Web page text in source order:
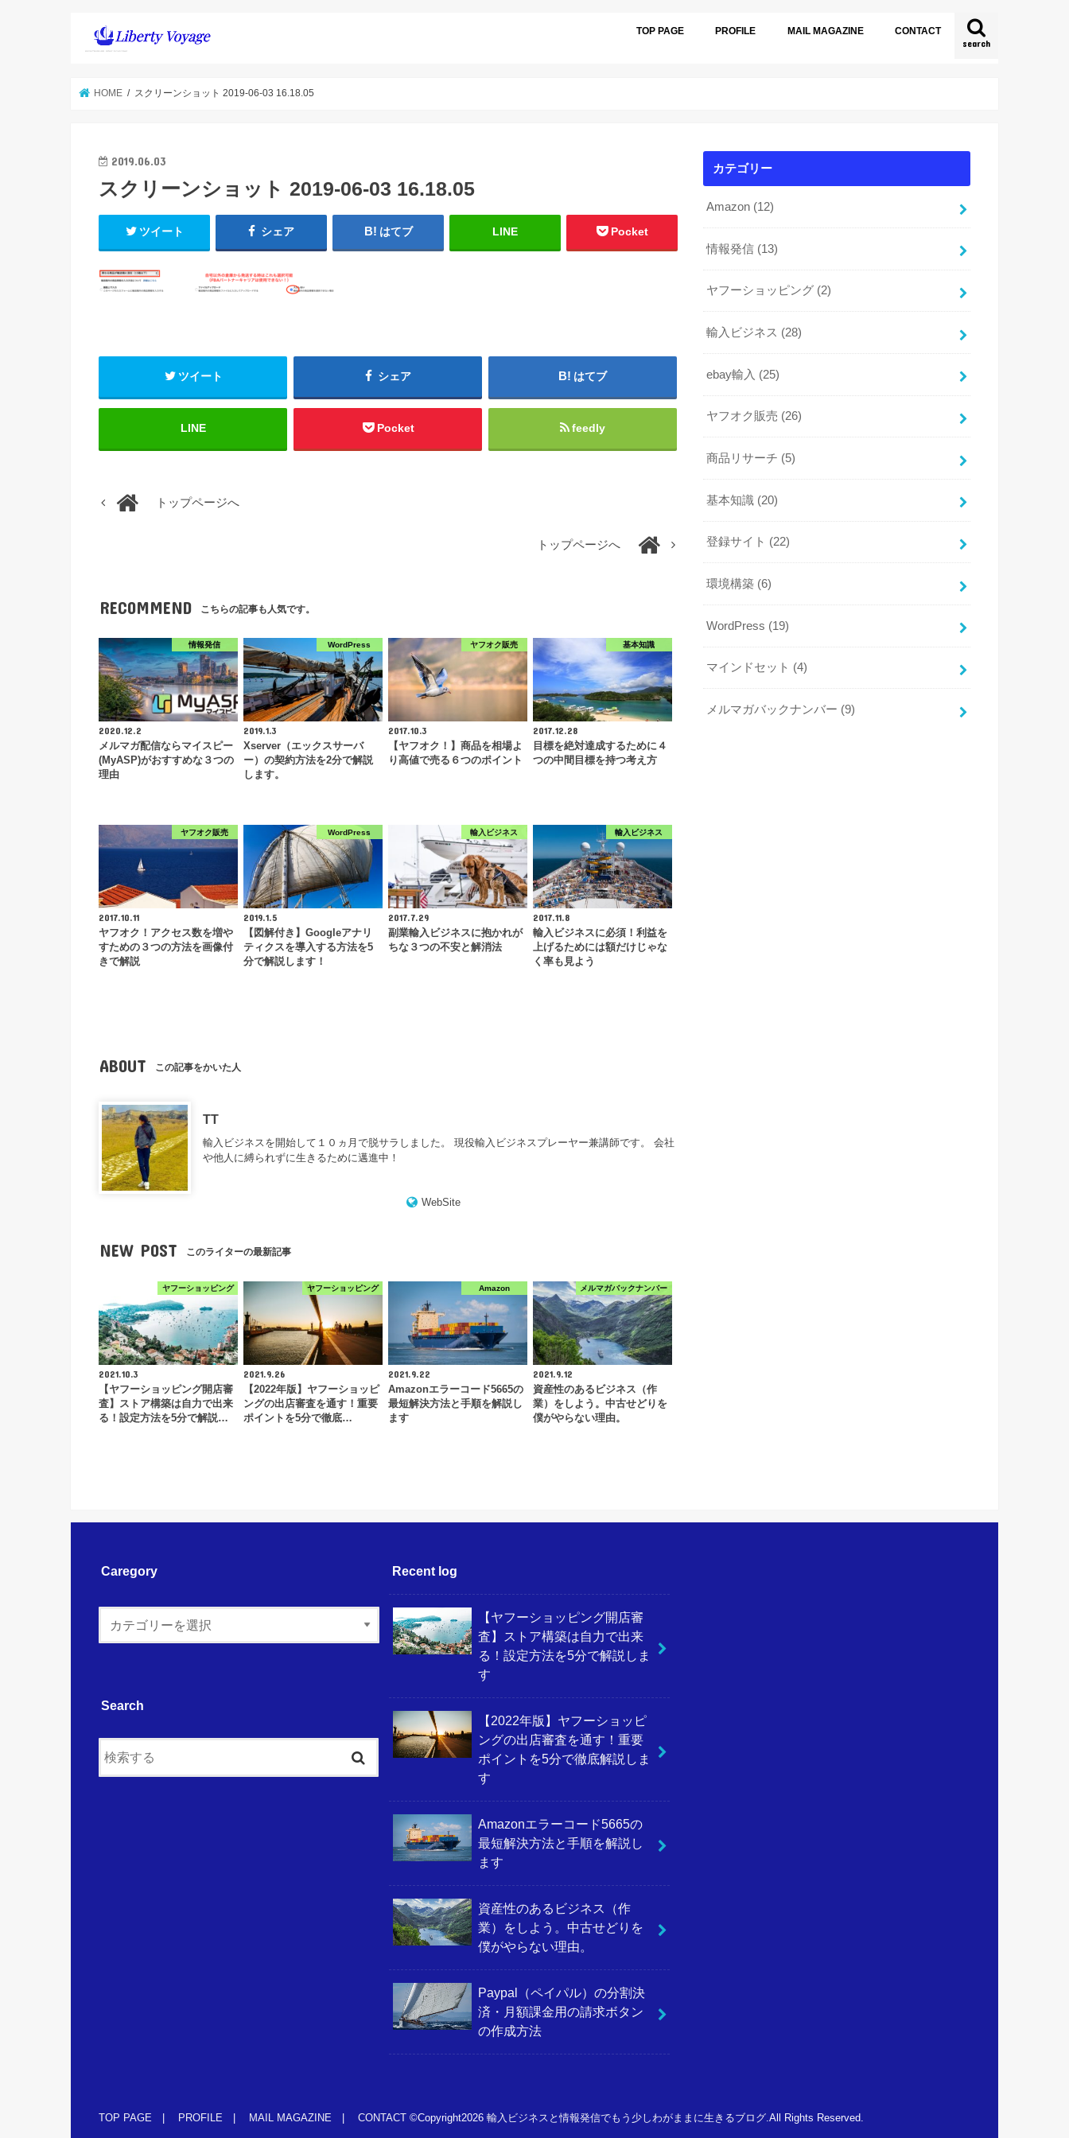
search
TOP PAGE PROFILE MAIL MAGAZINE CONTACT
HOME スクリーンショット 2019-06-03 16.18.05
2019.06.03
スクリーンショット 2019-06-03 16.18.05
ツイート シェア はてブ LINE Pocket
ツイート シェア はてブ
LINE Pocket feedly
トップページへ
トップページへ
RECOMMEND こちらの記事も人気です。
情報発信
2020.12.2
メルマガ配信ならマイスピー
(MyASP)がおすすめな３つの
理由
WordPress
2019.1.3
Xserver（エックスサーバ
ー）の契約方法を2分で解説
します。
ヤフオク販売
2017.10.3
【ヤフオク！】商品を相場よ
り高値で売る６つのポイント
基本知識
2017.12.28
目標を絶対達成するために４
つの中間目標を持つ考え方
ヤフオク販売
2017.10.11
ヤフオク！アクセス数を増や
すための３つの方法を画像付
きで解説
WordPress
2019.1.5
【図解付き】Googleアナリ
ティクスを導入する方法を5
分で解説します！
輸入ビジネス
2017.7.29
副業輸入ビジネスに抱かれが
ちな３つの不安と解消法
輸入ビジネス
2017.11.8
輸入ビジネスに必須！利益を
上げるためには額だけじゃな
く率も見よう
ABOUT この記事をかいた人
TT
輸入ビジネスを開始して１０ヵ月で脱サラしました。 現役輸入ビジネスプレーヤー兼講師です。 会社
や他人に縛られずに生きるために邁進中！
WebSite
NEW POST このライターの最新記事
ヤフーショッピング
2021.10.3
【ヤフーショッピング開店審
査】ストア構築は自力で出来
る！設定方法を5分で解説…
ヤフーショッピング
2021.9.26
【2022年版】ヤフーショッピ
ングの出店審査を通す！重要
ポイントを5分で徹底…
Amazon
2021.9.22
Amazonエラーコード5665の
最短解決方法と手順を解説し
ます
メルマガバックナンバー
2021.9.12
資産性のあるビジネス（作
業）をしよう。中古せどりを
僕がやらない理由。
カテゴリー
Amazon (12)
情報発信 (13)
ヤフーショッピング (2)
輸入ビジネス (28)
ebay輸入 (25)
ヤフオク販売 (26)
商品リサーチ (5)
基本知識 (20)
登録サイト (22)
環境構築 (6)
WordPress (19)
マインドセット (4)
メルマガバックナンバー (9)
Caregory
Search
Recent log
【ヤフーショッピング開店審
査】ストア構築は自力で出来
る！設定方法を5分で解説しま
す
【2022年版】ヤフーショッピ
ングの出店審査を通す！重要
ポイントを5分で徹底解説しま
す
Amazonエラーコード5665の
最短解決方法と手順を解説し
ます
資産性のあるビジネス（作
業）をしよう。中古せどりを
僕がやらない理由。
Paypal（ペイパル）の分割決
済・月額課金用の請求ボタン
の作成方法
TOP PAGE PROFILE MAIL MAGAZINE CONTACT ©Copyright2026 輸入ビジネスと情報発信でもう少しわがままに生きるブログ.All Rights Reserved.